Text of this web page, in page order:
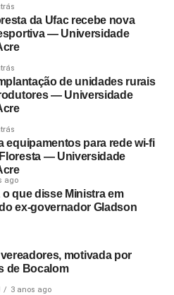
da Ufac recebe nova
— Universidade
de unidades rurais
— Universidade
equipamentos para rede wi-fi
— Universidade
ago
o que disse Ministra em
ex-governador Gladson
motivada por
de Bocalom
3 anos ago